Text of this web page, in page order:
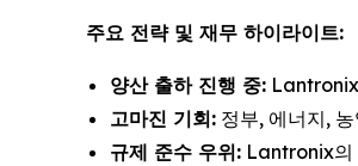
주요 전략 및 재무 하이라이트:
양산 출하 진행 중:
고마진 기회: 정부, 에너지,
규제 준수 우위: Lantronix의